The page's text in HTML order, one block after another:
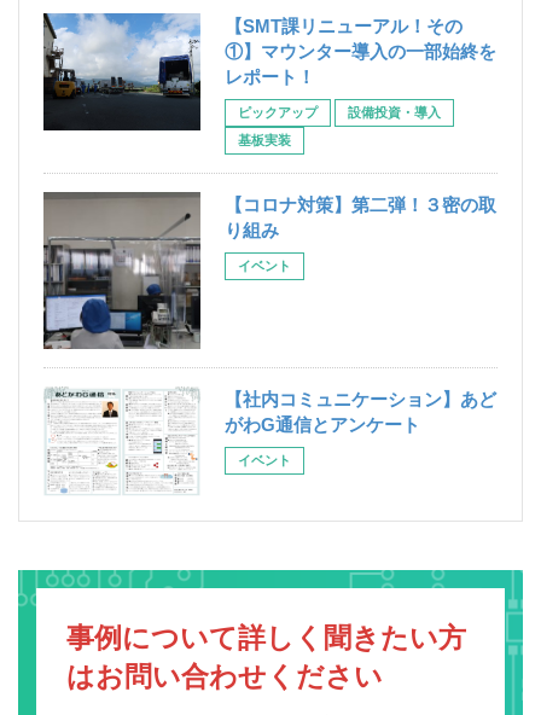
【SMT課リニューアル！その
①】マウンター導入の一部始終を
レポート！
ピックアップ
設備投資・導入
基板実装
【コロナ対策】第二弾！３密の取
り組み
イベント
【社内コミュニケーション】あど
がわG通信とアンケート
イベント
事例について詳しく聞きたい方
はお問い合わせください